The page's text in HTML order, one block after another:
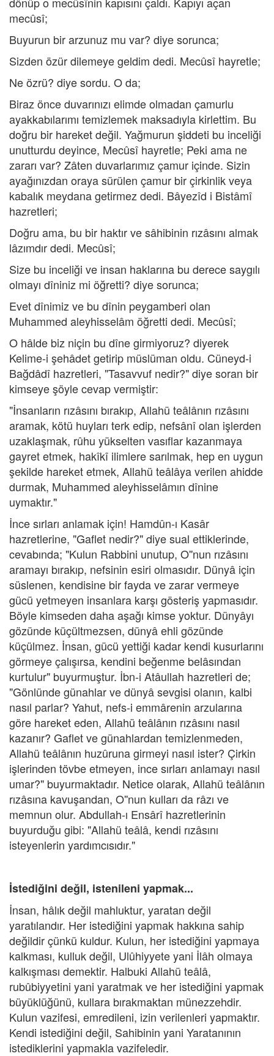
mecûsî;
Buyurun bir arzunuz mu var? diye sorunca;
Sizden özür dilemeye geldim dedi. Mecûsî hayretle;
Ne özrü? diye sordu. O da;
Biraz önce duvarınızı elimde olmadan çamurlu
ayakkabılarımı temizlemek maksadıyla kirlettim. Bu
doğru bir hareket değil. Yağmurun şiddeti bu inceliği
unutturdu deyince, Mecûsî hayretle; Peki ama ne
zararı var? Zâten duvarlarımız çamur içinde. Sizin
ayağınızdan oraya sürülen çamur bir çirkinlik veya
kabalık meydana getirmez dedi. Bâyezîd i Bistâmî
hazretleri;
Doğru ama, bu bir haktır ve sâhibinin rızâsını almak
lâzımdır dedi. Mecûsî;
Size bu inceliği ve insan haklarına bu derece saygılı
olmayı dîniniz mi öğretti? diye sorunca;
Evet dînimiz ve bu dînin peygamberi olan
Muhammed aleyhisselâm öğretti dedi. Mecûsî;
O hâlde biz niçin bu dîne girmiyoruz? diyerek
Kelime-i şehâdet getirip müslüman oldu. Cüneyd-i
Bağdâdî hazretleri, "Tasavvuf nedir?" diye soran bir
kimseye şöyle cevap vermiştir:
"İnsanların rızâsını bırakıp, Allahü teâlânın rızâsını
aramak, kötü huyları terk edip, nefsânî olan işlerden
uzaklaşmak, rûhu yükselten vasıflar kazanmaya
gayret etmek, hakîkî ilimlere sarılmak, hep en uygun
şekilde hareket etmek, Allahü teâlâya verilen ahidde
durmak, Muhammed aleyhisselâmın dînine
uymaktır."
İnce sırları anlamak için! Hamdûn-ı Kasâr
hazretlerine, "Gaflet nedir?" diye sual ettiklerinde,
cevabında; "Kulun Rabbini unutup, O''nun rızâsını
aramayı bırakıp, nefsinin esiri olmasıdır. Dünyâ için
süslenen, kendisine bir fayda ve zarar vermeye
gücü yetmeyen insanlara karşı gösteriş yapmasıdır.
Böyle kimseden daha aşağı kimse yoktur. Dünyâyı
gözünde küçültmezsen, dünyâ ehli gözünde
küçülmez. İnsan, gücü yettiği kadar kendi kusurlarını
görmeye çalışırsa, kendini beğenme belâsından
kurtulur" buyurmuştur. İbn-i Atâullah hazretleri de;
"Gönlünde günahlar ve dünyâ sevgisi olanın, kalbi
nasıl parlar? Yahut, nefs-i emmârenin arzularına
göre hareket eden, Allahü teâlânın rızâsını nasıl
kazanır? Gaflet ve günahlardan temizlenmeden,
Allahü teâlânın huzûruna girmeyi nasıl ister? Çirkin
işlerinden tövbe etmeyen, ince sırları anlamayı nasıl
umar?" buyurmaktadır. Netice olarak, Allahü teâlânın
rızâsına kavuşandan, O''nun kulları da râzı ve
memnun olur. Abdullah-ı Ensârî hazretlerinin
buyurduğu gibi: "Allahü teâlâ, kendi rızâsını
isteyenlerin yardımcısıdır."
İstediğini değil, istenileni yapmak...
İnsan, hâlık değil mahluktur, yaratan değil
yaratılandır. Her istediğini yapmak hakkına sahip
değildir çünkü kuldur. Kulun, her istediğini yapmaya
kalkması, kulluk değil, Ulûhiyyete yani İlâh olmaya
kalkışması demektir. Halbuki Allahü teâlâ,
rubûbiyyetini yani yaratmak ve her istediğini yapmak
büyüklüğünü, kullara bırakmaktan münezzehdir.
Kulun vazifesi, emredileni, izin verilenleri yapmaktır.
Kendi istediğini değil, Sahibinin yani Yaratanının
istediklerini yapmakla vazifeledir.